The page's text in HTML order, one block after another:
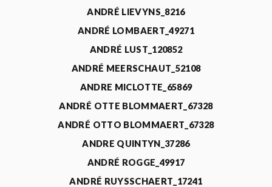
ANDRÉ LIEVYNS_8216
ANDRÉ LOMBAERT_49271
ANDRÉ LUST_120852
ANDRÉ MEERSCHAUT_52108
ANDRE MICLOTTE_65869
ANDRÉ OTTE BLOMMAERT_67328
ANDRÉ OTTO BLOMMAERT_67328
ANDRE QUINTYN_37286
ANDRÉ ROGGE_49917
ANDRÉ RUYSSCHAERT_17241